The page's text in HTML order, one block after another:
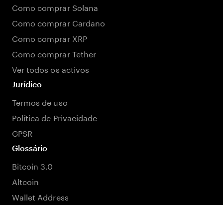
Como comprar Solana
Como comprar Cardano
Como comprar XRP
Como comprar Tether
Ver todos os activos
Jurídico
Termos de uso
Política de Privacidade
GPSR
Glossário
Bitcoin 3.0
Altcoin
Wallet Address